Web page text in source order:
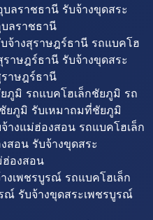
ลราชธานี รับจ้างขุดสระ
ลราชธานี
จ้างสุราษฎร์ธานี รถแบคโฮ
าษฎร์ธานี รับจ้างขุดสระ
าษฎร์ธานี
ภูมิ รถแบคโฮเล็กชัยภูมิ รถ
ยภูมิ รับเหมาถมที่ชัยภูมิ
างแม่ฮ่องสอน รถแบคโฮเล็ก
สอน รับจ้างขุดสระ
องสอน
งเพชรบูรณ์ รถแบคโฮเล็ก
ณ์ รับจ้างขุดสระเพชรบูรณ์